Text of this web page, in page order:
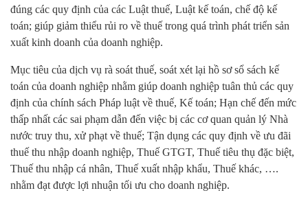
đúng các quy định của các Luật thuế, Luật kế toán, chế độ kế
toán; giúp giảm thiểu rủi ro về thuế trong quá trình phát triển sản
xuất kinh doanh của doanh nghiệp.
Mục tiêu của dịch vụ rà soát thuế, soát xét lại hồ sơ sổ sách kế
toán của doanh nghiệp nhằm giúp doanh nghiệp tuân thủ các quy
định của chính sách Pháp luật về thuế, Kế toán; Hạn chế đến mức
thấp nhất các sai phạm dẫn đến việc bị các cơ quan quản lý Nhà
nước truy thu, xử phạt về thuế; Tận dụng các quy định về ưu đãi
thuế thu nhập doanh nghiệp, Thuế GTGT, Thuế tiêu thụ đặc biệt,
Thuế thu nhập cá nhân, Thuế xuất nhập khẩu, Thuế khác, ….
nhằm đạt được lợi nhuận tối ưu cho doanh nghiệp.